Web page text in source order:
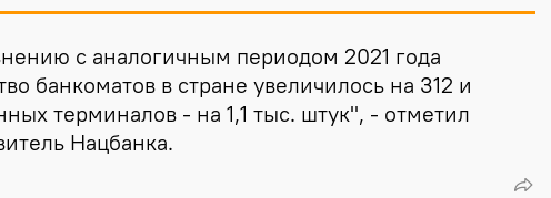
с аналогичным периодом 2021 года
банкоматов в стране увеличилось на 312 и
терминалов - на 1,1 тыс. штук", - отметил
Нацбанка.